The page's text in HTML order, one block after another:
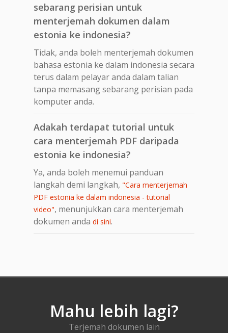
sebarang perisian untuk
menterjemah dokumen dalam
estonia ke indonesia?
Tidak, anda boleh menterjemah dokumen
bahasa estonia ke dalam indonesia secara
terus dalam pelayar anda dalam talian
tanpa memasang sebarang perisian pada
komputer anda.
Adakah terdapat tutorial untuk
cara menterjemah PDF daripada
estonia ke indonesia?
Ya, anda boleh menemui panduan
langkah demi langkah, "Cara menterjemah
PDF estonia ke dalam indonesia - tutorial
video", menunjukkan cara menterjemah
dokumen anda di sini.
Mahu lebih lagi?
Terjemah dokumen lain